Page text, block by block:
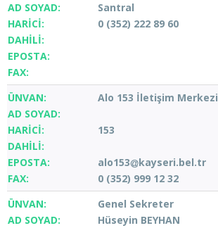
Santral
0 (352) 222 89 60
Alo 153 İletişim Merkezi
153
alo153
kayseri.bel.tr
0 (352) 999 12 32
Genel Sekreter
Hüseyin BEYHAN